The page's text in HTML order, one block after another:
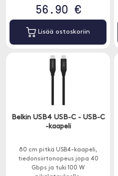
56.90 €
Lisää ostoskoriin
Belkin USB4 USB-C - USB-C
-kaapeli
80 cm pitkä USB4-kaapeli,
tiedonsiirtonopeus jopa 40
Gbps ja tuki 100 W